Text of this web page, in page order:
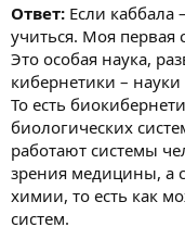
Ответ: Если каббала
учиться. Моя первая
Это особая наука,
кибернетики –
То есть
биологических
работают системы
зрения медицины, а
химии, то есть как
систем.